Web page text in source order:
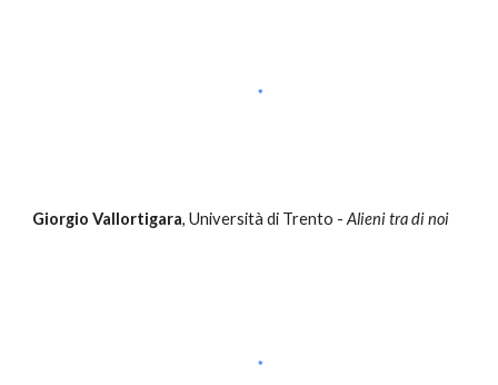
Giorgio Vallortigara, Università di Trento -Alieni tra di noi